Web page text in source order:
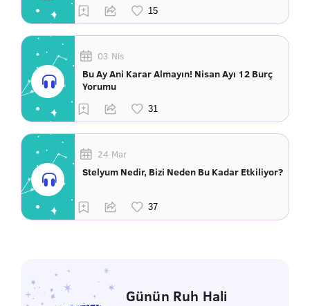
03 Nis
Bu Ay Ani Karar Almayın! Nisan Ayı 12 Burç
Yorumu
24 Mar
Stelyum Nedir, Bizi Neden Bu Kadar Etkiliyor?
Günün Ruh Hali